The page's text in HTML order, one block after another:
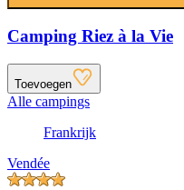
Camping Riez à la Vie
Toevoegen
Alle campings
Frankrijk
Vendée